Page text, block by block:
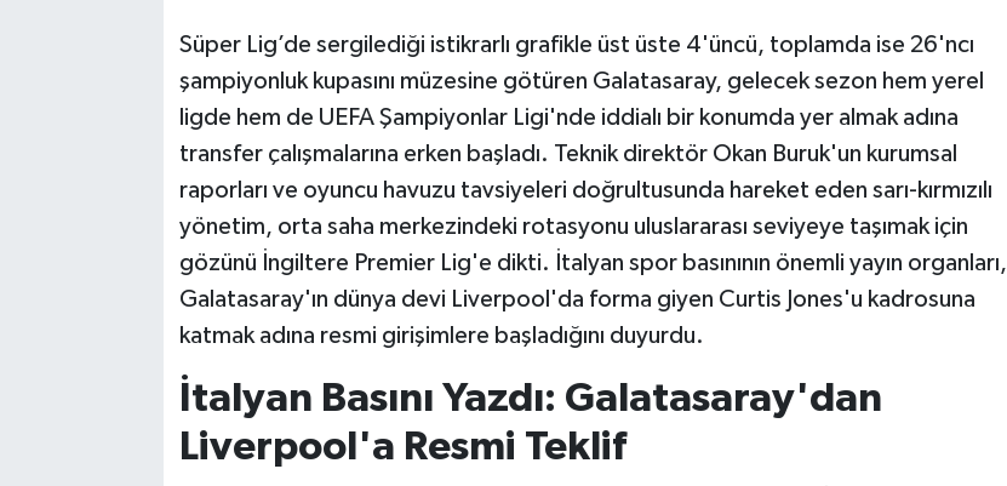
Süper Lig’de sergilediği istikrarlı grafikle üst üste 4'üncü, toplamda ise 26'ncı
şampiyonluk kupasını müzesine götüren Galatasaray, gelecek sezon hem yerel
ligde hem de UEFA Şampiyonlar Ligi'nde iddialı bir konumda yer almak adına
transfer çalışmalarına erken başladı. Teknik direktör Okan Buruk'un kurumsal
raporları ve oyuncu havuzu tavsiyeleri doğrultusunda hareket eden sarı-kırmızılı
yönetim, orta saha merkezindeki rotasyonu uluslararası seviyeye taşımak için
gözünü İngiltere Premier Lig'e dikti. İtalyan spor basınının önemli yayın organları,
Galatasaray'ın dünya devi Liverpool'da forma giyen Curtis Jones'u kadrosuna
katmak adına resmi girişimlere başladığını duyurdu.
İtalyan Basını Yazdı: Galatasaray'dan
Liverpool'a Resmi Teklif